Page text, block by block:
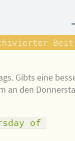
Gibts eine
an den